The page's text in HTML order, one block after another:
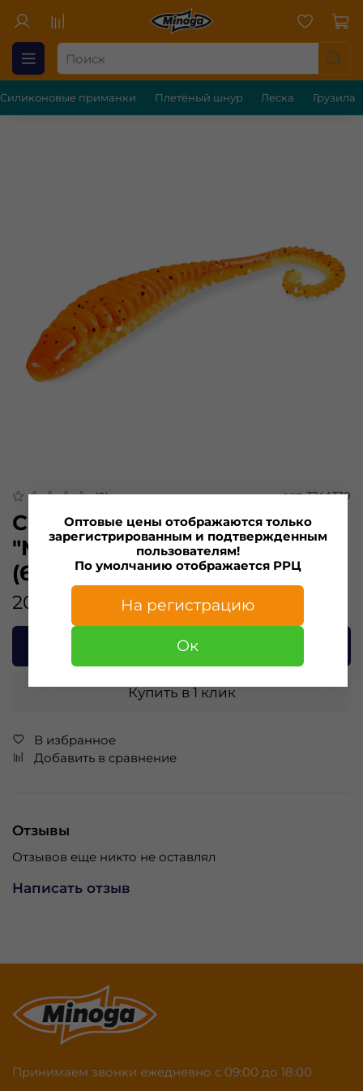
Силиконовые приманки Плетёный шнур Леска Грузила
(0) арт.324AT30
Силиконовая приманка
"Minoga" AСTION TWIST 3,0"
(6шт) 75мм, 3,1гр, цвет 324
204.00 ₽
В корзину
Купить в 1 клик
В избранное
Добавить в сравнение
Отзывы
Отзывов еще никто не оставлял
Написать отзыв
Принимаем звонки ежедневно с 09:00 до 18:00
Оптовые цены отображаются только
зарегистрированным и подтвержденным
пользователям!
По умолчанию отображается РРЦ
На регистрацию
Ок